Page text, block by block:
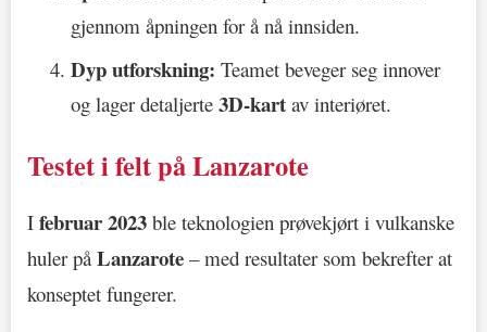
gjennom åpningen for å nå innsiden.
Dyp utforskning: Teamet beveger seg innover
og lager detaljerte 3D-kart av interiøret.
Testet i felt på Lanzarote
I februar 2023 ble teknologien prøvekjørt i vulkanske
huler påLanzarote – med resultater som bekrefter at
konseptet fungerer.